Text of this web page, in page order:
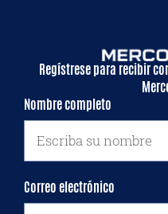
Regístrese para recibir
Nombre completo
Correo electrónico